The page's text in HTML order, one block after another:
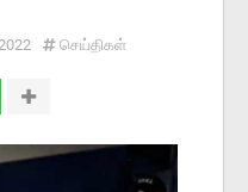
செய்திகள்